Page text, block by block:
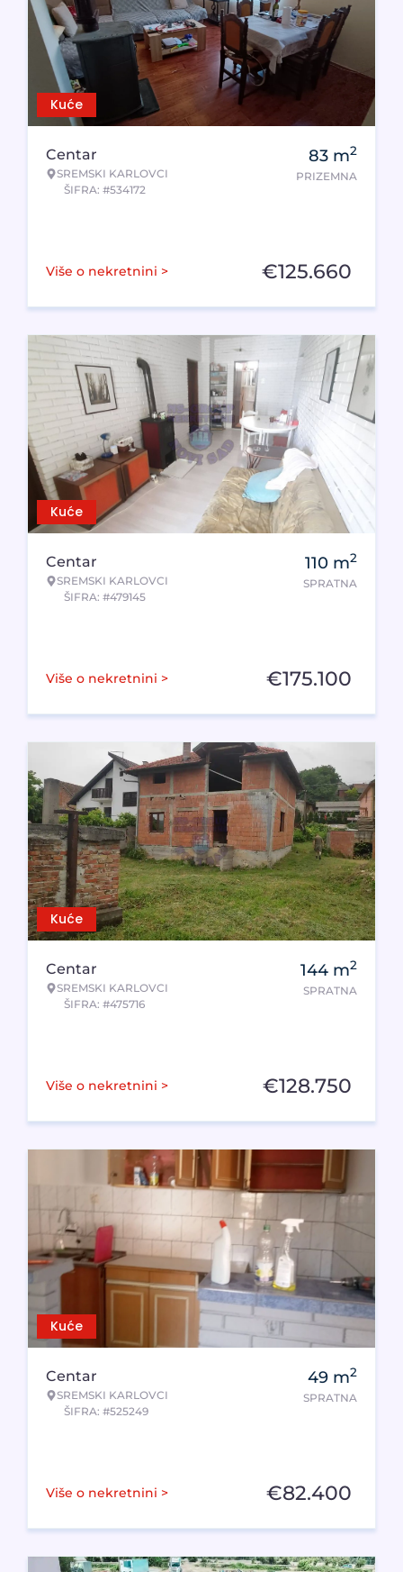
Kuće
Centar
SREMSKI KARLOVCI
ŠIFRA: #534172
83 m2
PRIZEMNA
Više o nekretnini > €125.660
Kuće
Centar
SREMSKI KARLOVCI
ŠIFRA: #479145
110 m2
SPRATNA
Više o nekretnini > €175.100
Kuće
Centar
SREMSKI KARLOVCI
ŠIFRA: #475716
144 m2
SPRATNA
Više o nekretnini > €128.750
Kuće
Centar
SREMSKI KARLOVCI
ŠIFRA: #525249
49 m2
SPRATNA
Više o nekretnini > €82.400